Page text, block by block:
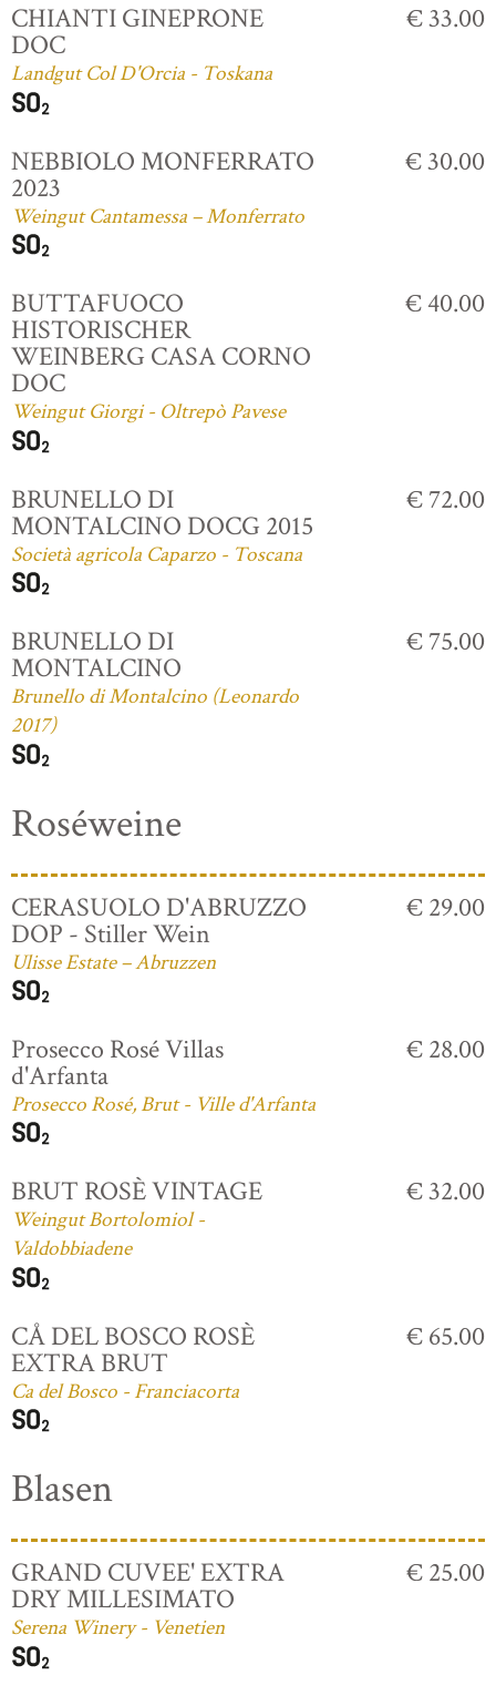
CHIANTI GINEPRONE
DOC
Landgut Col D'Orcia - Toskana
€ 33.00
NEBBIOLO MONFERRATO
2023
Weingut Cantamessa – Monferrato
€ 30.00
BUTTAFUOCO
HISTORISCHER
WEINBERG CASA CORNO
DOC
Weingut Giorgi - Oltrepò Pavese
€ 40.00
BRUNELLO DI
MONTALCINO DOCG 2015
Società agricola Caparzo - Toscana
€ 72.00
BRUNELLO DI
MONTALCINO
Brunello di Montalcino (Leonardo
2017)
€ 75.00
Roséweine
CERASUOLO D'ABRUZZO
DOP - Stiller Wein
Ulisse Estate – Abruzzen
€ 29.00
Prosecco Rosé Villas
d'Arfanta
Prosecco Rosé, Brut - Ville d'Arfanta
€ 28.00
BRUT ROSÈ VINTAGE
Weingut Bortolomiol -
Valdobbiadene
€ 32.00
CÅ DEL BOSCO ROSÈ
EXTRA BRUT
Ca del Bosco - Franciacorta
€ 65.00
Blasen
GRAND CUVEE' EXTRA
DRY MILLESIMATO
Serena Winery - Venetien
€ 25.00